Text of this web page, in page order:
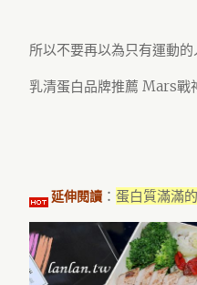
所以不要再以為只有運動
乳清蛋白品牌推薦 Mars戰
延伸閱讀 ： 蛋白質滿滿